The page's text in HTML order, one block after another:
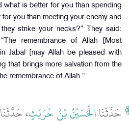
what is better for you than spending
you than meeting your enemy and
strike your necks?” They said:
remembrance of Allah [Most
Jabal [may Allah be pleased with
that brings more salvation from the
remembrance of Allah.”
حَدَّثَنَاالْحُسَيْنُ بْنُ حُرَيْثٍ، حَدَّثَنَا